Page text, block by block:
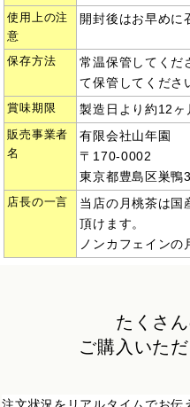
使用上の注
意
開封後はお早めに
保存方法
常温保管してくだ
て保管してくださ
賞味期限 製造日より約12ヶ
販売事業者
名
有限会社山年園
〒170-0002
東京都豊島区巣鴨
店長の一言
当店の月桃茶は国
頂けます。
ノンカフェイン
たくさ
ご購入いた
注文状況をリアルタイムでお伝